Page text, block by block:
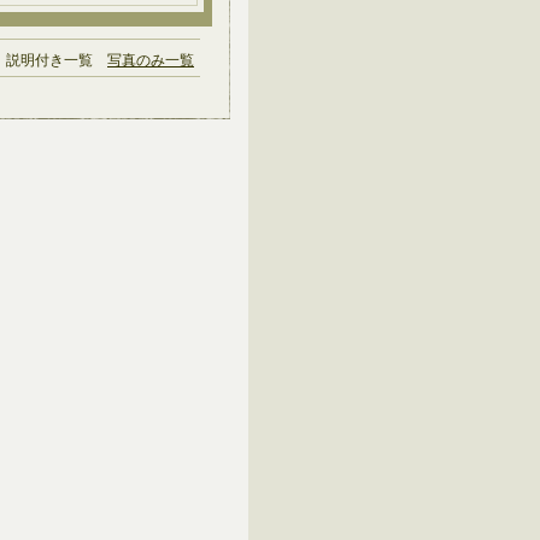
説明付き一覧 写真のみ一覧